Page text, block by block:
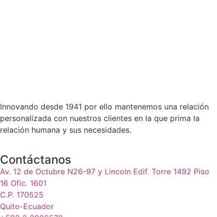
Innovando desde 1941 por ello mantenemos una relación
personalizada con nuestros clientes en la que prima la
relación humana y sus necesidades.
Contáctanos
Av. 12 de Octubre N26-97 y Lincoln Edif. Torre 1492 Piso
16 Ofic. 1601
C.P. 170525
Quito-Ecuador